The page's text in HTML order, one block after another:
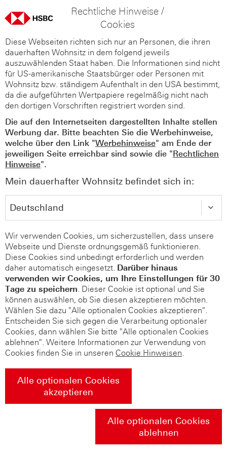
Rechtliche Hinweise /
Cookies
Diese Webseiten richten sich nur an Personen, die ihren
dauerhaften Wohnsitz in dem folgend jeweils
auszuwählenden Staat haben. Die Informationen sind nicht
für US-amerikanische Staatsbürger oder Personen mit
Wohnsitz bzw. ständigem Aufenthalt in den USA bestimmt,
da die aufgeführten Wertpapiere regelmäßig nicht nach
den dortigen Vorschriften registriert worden sind.
Die auf den Internetseiten dargestellten Inhalte stellen
Werbung dar. Bitte beachten Sie die Werbehinweise,
welche über den Link "Werbehinweise" am Ende der
jeweiligen Seite erreichbar sind sowie die "Rechtlichen
Hinweise".
Mein dauerhafter Wohnsitz befindet sich in:
Wir verwenden Cookies, um sicherzustellen, dass unsere
Webseite und Dienste ordnungsgemäß funktionieren.
Diese Cookies sind unbedingt erforderlich und werden
daher automatisch eingesetzt. Darüber hinaus
verwenden wir Cookies, um Ihre Einstellungen für 30
Tage zu speichern. Dieser Cookie ist optional und Sie
können auswählen, ob Sie diesen akzeptieren möchten.
Wählen Sie dazu "Alle optionalen Cookies akzeptieren".
Entscheiden Sie sich gegen die Verarbeitung optionaler
Cookies, dann wählen Sie bitte "Alle optionalen Cookies
ablehnen". Weitere Informationen zur Verwendung von
Cookies finden Sie in unseren Cookie Hinweisen.
Alle optionalen Cookies
akzeptieren
Alle optionalen Cookies
ablehnen